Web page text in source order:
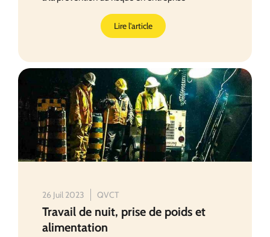
Lire l'article
26 Juil 2023 QVCT
Travail de nuit, prise de poids et
alimentation